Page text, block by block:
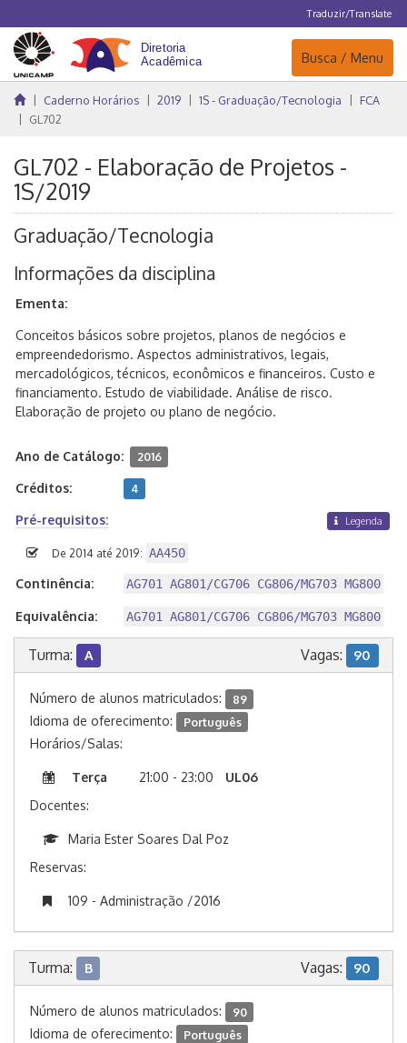
Traduzir/Translate
Navegação
Busca / Menu
Caderno Horários 2019 1S - Graduação/Tecnologia
FCA
GL702
GL702 - Elaboração de Projetos -
1S/2019
Graduação/Tecnologia
Informações da disciplina
Ementa:
Conceitos básicos sobre projetos, planos de negócios e
empreendedorismo. Aspectos administrativos, legais,
mercadológicos, técnicos, econômicos e financeiros. Custo e
financiamento. Estudo de viabilidade. Análise de risco.
Elaboração de projeto ou plano de negócio.
Ano de Catálogo: 2016
Créditos: 4
Pré-requisitos: Legenda
De 2014 até 2019: AA450
Continência: AG701 AG801/CG706 CG806/MG703 MG800
Equivalência: AG701 AG801/CG706 CG806/MG703 MG800
Turma: A Vagas: 90
Número de alunos matriculados: 89
Idioma de oferecimento: Português
Horários/Salas:
Terça 21:00 - 23:00
UL06
Docentes:
Maria Ester Soares Dal Poz
Reservas:
109 - Administração /2016
Turma: B Vagas: 90
Número de alunos matriculados: 90
Idioma de oferecimento: Português